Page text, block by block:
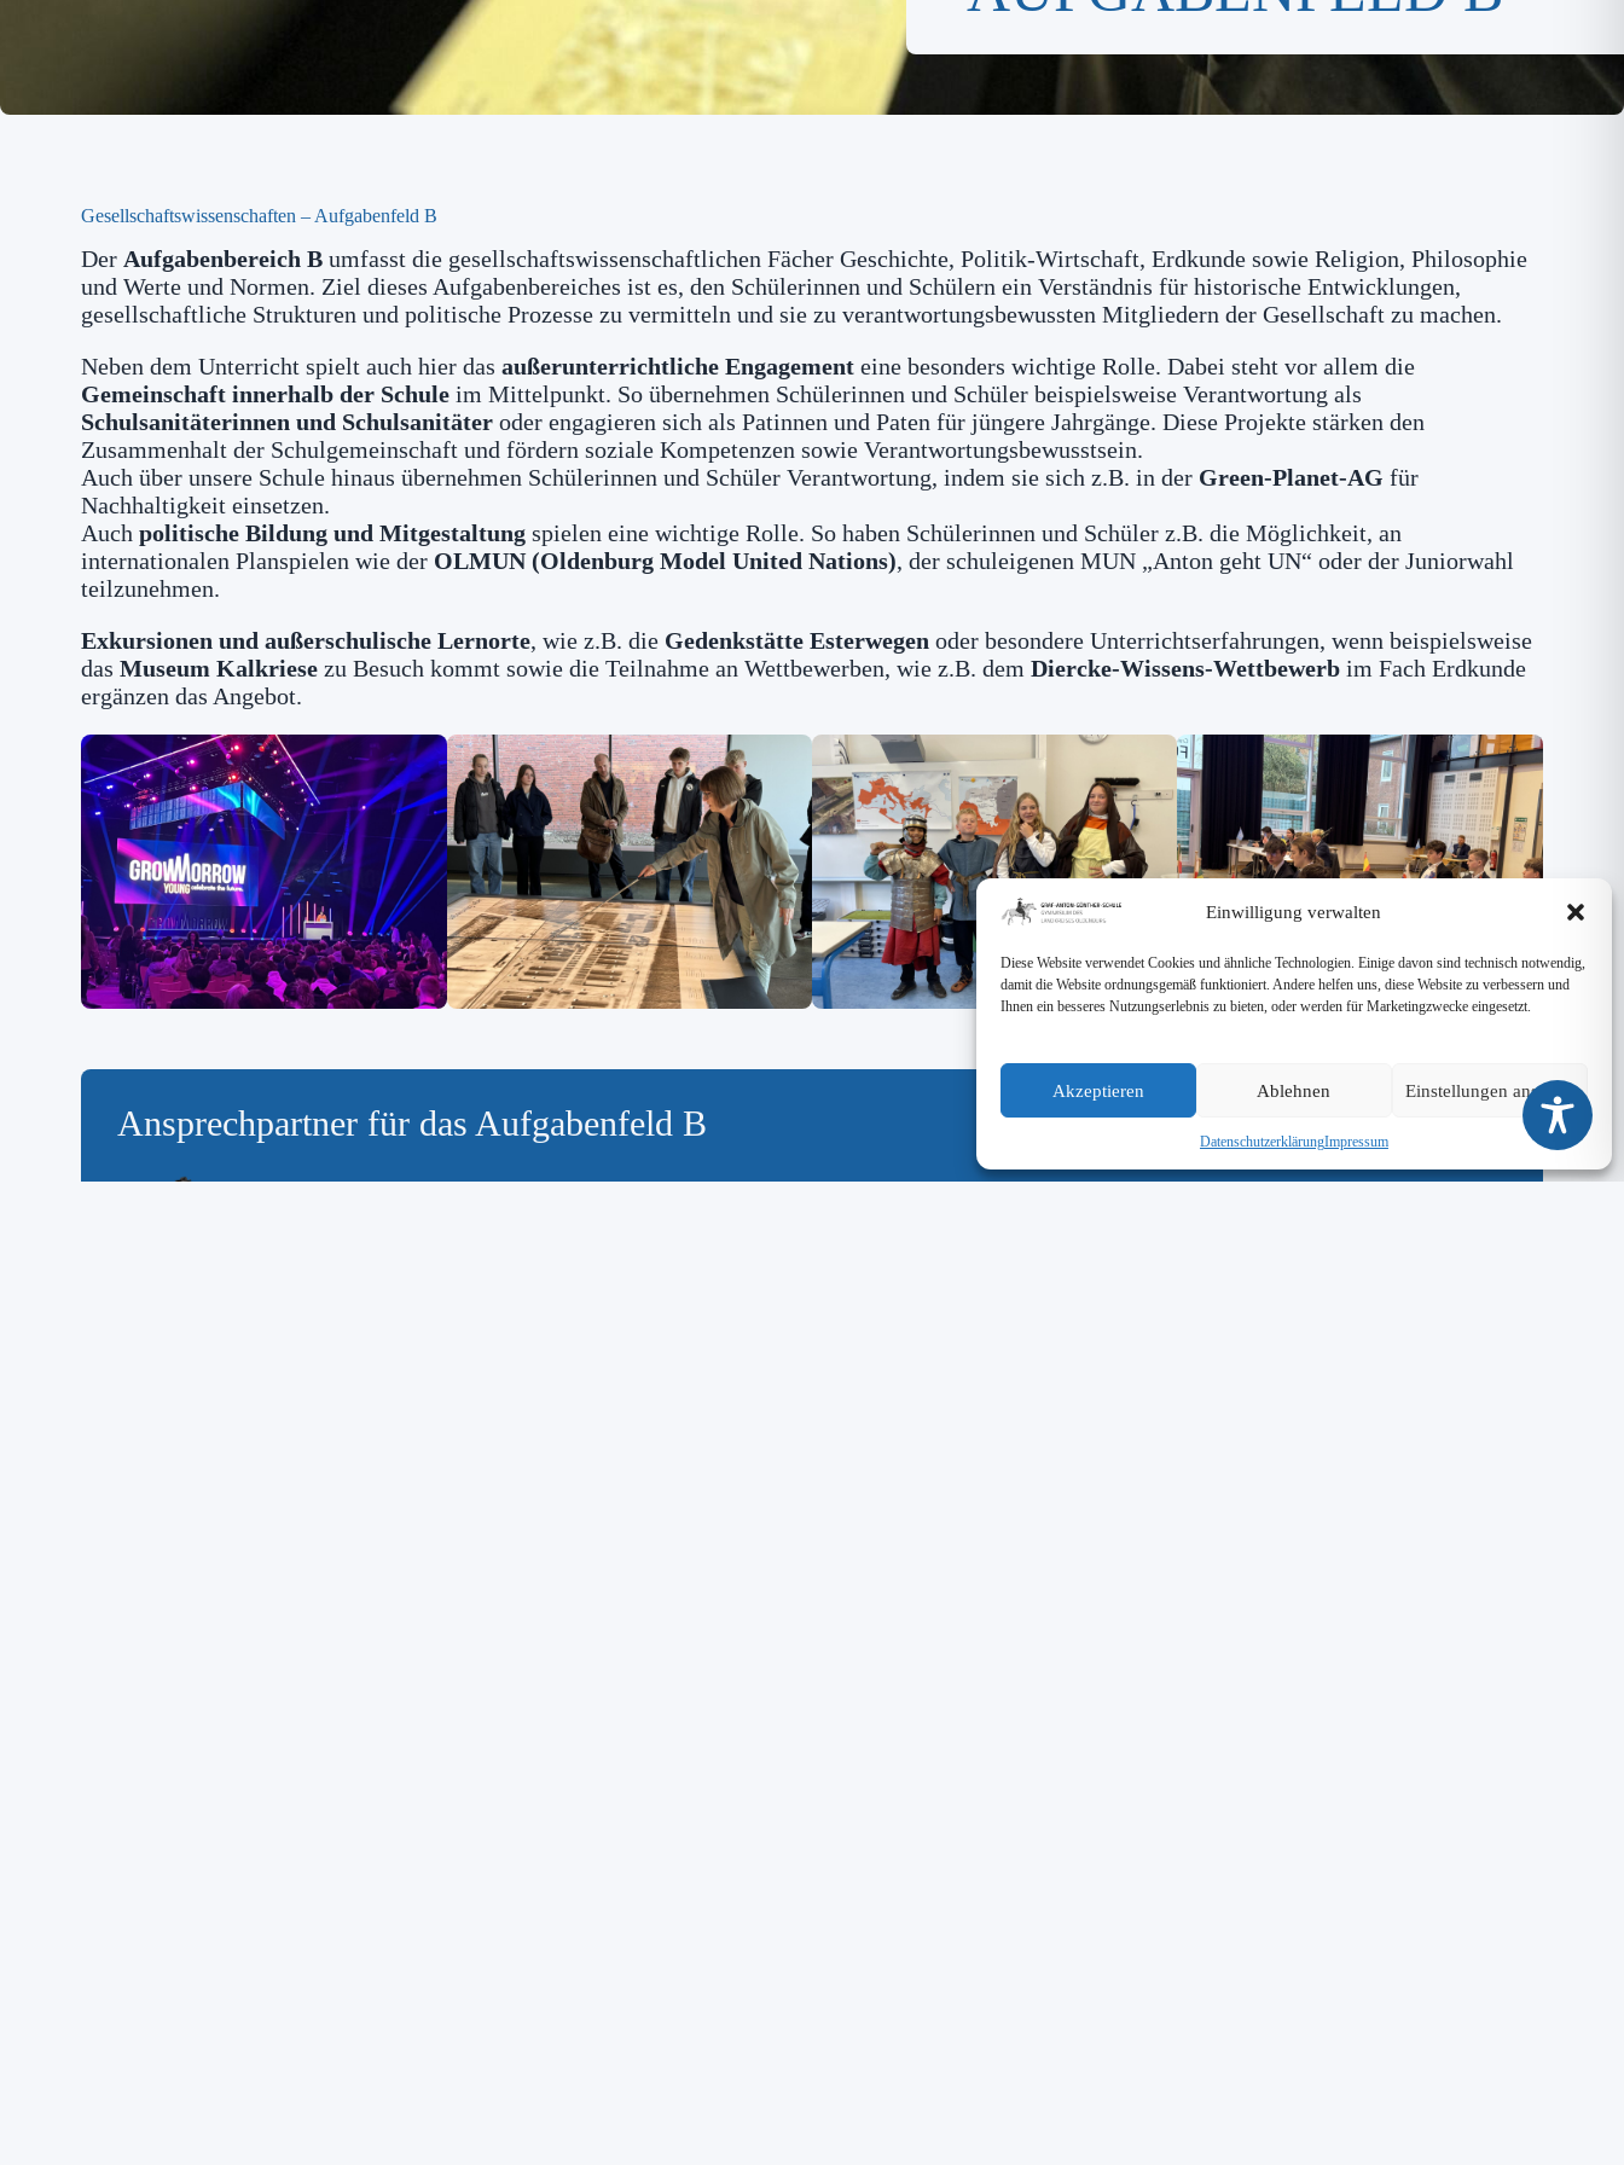
Einwilligung verwalten
Diese Website verwendet Cookies und ähnliche Technologien. Einige davon sind technisch notwendig,
damit die Website ordnungsgemäß funktioniert. Andere helfen uns, diese Website zu verbessern und
Ihnen ein besseres Nutzungserlebnis zu bieten, oder werden für Marketingzwecke eingesetzt.
Akzeptieren Ablehnen Einstellungen ansehen
DatenschutzerklärungImpressum
Gesellschaftswissenschaften – Aufgabenfeld B
Der Aufgabenbereich B umfasst die gesellschaftswissenschaftlichen Fächer Geschichte, Politik-Wirtschaft, Erdkunde sowie Religion, Philosophie
und Werte und Normen. Ziel dieses Aufgabenbereiches ist es, den Schülerinnen und Schülern ein Verständnis für historische Entwicklungen,
gesellschaftliche Strukturen und politische Prozesse zu vermitteln und sie zu verantwortungsbewussten Mitgliedern der Gesellschaft zu machen.
Neben dem Unterricht spielt auch hier dasaußerunterrichtliche Engagement eine besonders wichtige Rolle. Dabei steht vor allem die
Gemeinschaft innerhalb der Schule im Mittelpunkt. So übernehmen Schülerinnen und Schüler beispielsweise Verantwortung als
Schulsanitäterinnen und Schulsanitäter oder engagieren sich als Patinnen und Paten für jüngere Jahrgänge. Diese Projekte stärken den
Zusammenhalt der Schulgemeinschaft und fördern soziale Kompetenzen sowie Verantwortungsbewusstsein.
Auch über unsere Schule hinaus übernehmen Schülerinnen und Schüler Verantwortung, indem sie sich z.B. in der Green-Planet-AG für
Nachhaltigkeit einsetzen.
Auchpolitische Bildung und Mitgestaltung spielen eine wichtige Rolle. So haben Schülerinnen und Schüler z.B. die Möglichkeit, an
internationalen Planspielen wie der OLMUN (Oldenburg Model United Nations), der schuleigenen MUN „Anton geht UN“ oder der Juniorwahl
teilzunehmen.
Exkursionen und außerschulische Lernorte, wie z.B. die Gedenkstätte Esterwegen oder besondere Unterrichtserfahrungen, wenn beispielsweise
dasMuseum Kalkriese zu Besuch kommt sowie die Teilnahme an Wettbewerben, wie z.B. demDiercke-Wissens-Wettbewerb im Fach Erdkunde
ergänzen das Angebot.
Ansprechpartner für das Aufgabenfeld B